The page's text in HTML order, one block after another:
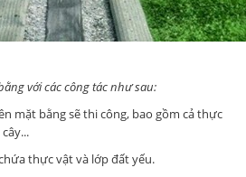
với các công tác như sau:
mặt bằng sẽ thi công, bao gồm cả thực
thực vật và lớp đất yếu.